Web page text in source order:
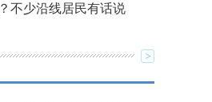
不少沿线居民有话说